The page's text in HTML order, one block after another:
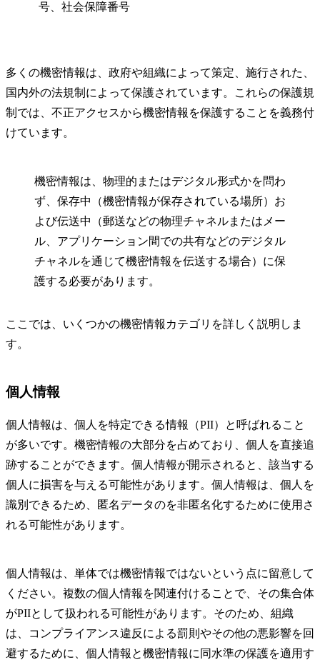
号、社会保障番号
多くの機密情報は、政府や組織によって策定、施行された、
国内外の法規制によって保護されています。これらの保護規
制では、不正アクセスから機密情報を保護することを義務付
けています。
機密情報は、物理的またはデジタル形式かを問わ
ず、保存中（機密情報が保存されている場所）お
よび伝送中（郵送などの物理チャネルまたはメー
ル、アプリケーション間での共有などのデジタル
チャネルを通じて機密情報を伝送する場合）に保
護する必要があります。
ここでは、いくつかの機密情報カテゴリを詳しく説明しま
す。
個人情報
個人情報は、個人を特定できる情報（PII）と呼ばれること
が多いです。機密情報の大部分を占めており、個人を直接追
跡することができます。個人情報が開示されると、該当する
個人に損害を与える可能性があります。個人情報は、個人を
識別できるため、匿名データのを非匿名化するために使用さ
れる可能性があります。
個人情報は、単体では機密情報ではないという点に留意して
ください。複数の個人情報を関連付けることで、その集合体
がPIIとして扱われる可能性があります。そのため、組織
は、コンプライアンス違反による罰則やその他の悪影響を回
避するために、個人情報と機密情報に同水準の保護を適用す